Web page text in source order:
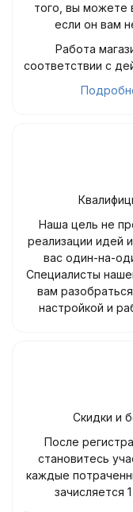
того, вы можете
если он вам
Работа
соответствии с
Наша цель не
реализации идей
вас один-на-
Специалисты
вам
настройкой и
Скидки и
После
становитесь
каждые
зачисляется